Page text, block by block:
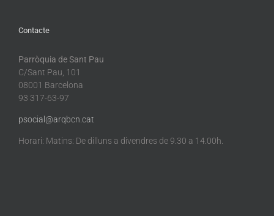
Contacte
Parròquia de Sant Pau
C/Sant Pau, 101
08001 Barcelona
93 317-63-97
psocial@arqbcn.cat
Horari: Matins: De dilluns a divendres de 9.30 a 14.00h.